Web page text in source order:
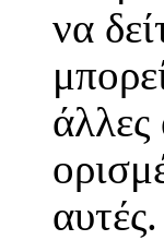
να
άλλες
αυτές.